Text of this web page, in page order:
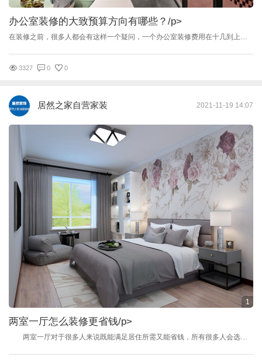
办公室装修的大致预算方向有哪些？ /p>
在装修之前，很多人都会有这样一个疑问，一个办公室装修费用在十几到上百万，浮动竟然可以这么大？ 那么办公室装修的预算，大概有哪几个方面？一般来说办公室装修花钱主要花在：设计、基础设施、硬装、软装以及其他工程费用5个部分。 设计 设计是整个办公室装修的大前提，一个好的设计不仅能让空间得到合理的利用，同时还能创造出良好的工作氛围，让员工身体、心理都能够得到愉悦的体验。 扒一扒，设计都怎么收费？ 1、简洁型：一些初创公司，对于办公室视觉设计没有过高要求，只要能具备基本办公功能即可。 2、中等型：相对简洁型设计，会更加注重设计感，也会加入办公舒适需求，空间颜值不需要很高，但是得有比较高的性价比。 以上这两种类型的设计，大概费用浮动在50-100元/㎡。 3、高档型：注重空间视觉呈现，需要一定的设计感，对审美以及基础设施要求都比较高，希望员工以及来访者都能够感受到办公空间高端大气的空间气质。 这种要求比较高的设计费用需要100元+/㎡（根据客户需求会有相应价格上调~） 目前市面上的大部分企业办公空间，除了金融公司需要展现企业实力，需要比较豪华的装修需求外，其他的公司一般需要相对会简洁一些的设计。 基础部分 啥是基础部分？ 在基础设施方面比较注重电路、管道等方面的布置，这两个部分是后续施工的前提保障所在，只有做好线路管道的设计，才能给日后的办公带来更加安全保障以及更加舒适的工作体验。 硬装 硬装一般是指装修中的地面、天花、墙体、强弱电工程等，也有人说硬装是“把装修好的房子倒过来，不掉的地方，就是硬装”，是不是更好理解一些了？ 关于硬装的预算表，也给大家整理出来了，从表格中可以看出，这项工程的费用除了受到材料数量、单价的影响之外，人工以及相关制作工艺也是影响价格浮动的主要因素。 · 想要充分发挥这些项目的实际效果，需要从多个角度进行考虑，其中包括美观和功能性。 比如，在墙面用漆的色调和办公桌本身定制色调是统一还是要有一定差异化？这些综合起来所能够创造的办公装修装潢的效果才会更好。 软装 软装与硬装设计的根本区别，结合上文，倒置空间，能掉下来的那些都是软装。企业通过装饰来传达生活理念、企业审美等，软装包含办公室家具、墙上挂的画等装饰品，绿植，灯饰等等。 软装方面的花销就更不确定啦，有些客户希望简单，满足日常办公，有些则更加注重设计感，选择定制或者进口装饰，具体价格在需求确认后才能够比较清晰，但是要知道，好的软装的费用也就相对较高。 例如这种普通的布艺沙发，每组价格一般在2000-4000之间不等： 而需要定制的，高品质材料加上视觉造型的话，则费用更高（一般在8000-∞） 其他工程费用 这部分花费其实就是在装修过程中产生的费用，花销一般根据装修公司以及公司物业要求来定。 下面的表格仅供参考： 这周好像是办公室装修省钱专场了，希望对大家有帮助~
3327 0 0
居然之家自营家装 2021-11-19 14:07
1
两室一厅怎么装修更省钱/p>
两室一厅对于很多人来说既能满足居住所需又能省钱，所有很多人会选择两室一厅的房子。业主拿到房子后都想给自己的房子好好装修一下，想装修一个高性价比的房子，每一分钱都想用到刀刃上，毕竟赚钱不容易，那么两室一厅怎么装修更省钱？两室一厅装修多少钱？这些都是需要业主更加自身情况也考虑了，比如如何装修，预算多少，用什么材料等等都是考验我们的装修知识量的。今天我们就来说说两室一厅怎么装修更省钱？两室一厅装修多少钱？希望能帮助到大家。 两室一厅装修注意事项 1、最好进行房屋设计。小户型房间虽然小，但五脏俱全，什么都不能少。而且居住者以年轻人居多，对于电脑网络依赖度高，生活比较的随意，所以小户型对电路布置要求是非常的高高。要充分考虑各方面的使用需求，在前期设计时做到宁富勿缺，避免后期家具和格局变动后造成接口不足的尴尬。同时，小户型的结构一般都比较复杂，很多人不管结构如何，盲目地把承重墙、风道、烟道拆掉，或者做下水与电、气的更改。这样做，轻则会造成节点，产生裂痕，重则会影响整栋楼的承重结构，缩短使用寿命，因此原则上一般不要擅自拆改空间结构。 2、家具不可占用较大空间。首先，冰箱不能贪大图宽，应尽量选用横向适中、高度可延的款式，这样可节省地面有限的使用面积，也不会影响食物的储藏量。其次，至于影音设备，电视可选择体薄质轻、能够壁挂的产品，尽量减少电视柜的占用空间。有条件的话，可考虑选择投影设备，让墙面的设计更加简洁。音响设备尽量安装在墙面与顶面，既可以获得好的音效，又不会让面积紧张的地面更加繁杂琐碎。最后，在家具购置方面，购买遵循“宁小勿大”的原则，应以实用小巧为主，不宜选择特别宽大的家具和饰品，最好先在图纸上规划好家具的尺寸，再选择购买。 3、合理化的利用颜色和光照。首先从颜色上看，暗哑的墙面颜色。小户型一般选择明度与纯度都较高的色系。因为颜色的纯度越强烈，越是先映入眼帘；明度较高，感官上会有延展性，就是我们通常所说的“宽敞明亮”。天花造型简单，区域界线感不强，这无形中给灯具的选择与使用造成了较大的困难。人们往往只放一个或几个主灯了事，显得过分单调。小空间的布光应该有主有次，主灯以造型简洁的吸顶灯为主，辅之以台灯、壁灯、射灯等。要强调灯具的功能性、层次感，不同的光源效果可交叉使用。 4、不要进行复杂的天花吊顶。小户型居室大多较矮，造型较小的吊顶装饰应该成为首选，或者干脆不做吊顶。如果吊顶形状太规则，会使天花的空间区域感太强烈。 5、利用好划分区域的地面装饰。小户型的空间狭小曲折，很多人为了装饰效果，突出区域感，会在不同的区域用不同的材质与高度来加以划分，天花也往往与之呼应，这就造成了更加曲折的空间结构和衍生出许多的“走廊”，造成视觉的阻碍与空间的浪费。 两室一厅装修多少钱 简装 如果房屋购买好后，装修的余钱不是很多，其在装修时，即可选择简装的方式。简装，即只做居室的基础装修。一般90平米的两室一厅居室，其简装只需花费3-5万便够了。居室装修的费用主要分为人工费及材料费，而装修建材是主要的决定居室装修费用的一大因素。居室装修简装不是劣质装修，不是说省钱装修即是选用劣质的便宜的装修建材来进行装修，要知道装修建材的品质是居室装修污染的一大影响因素。两室一厅居室简装主要包括其的水电装修、墙地面施工、有涂料涂刷工序等几部分。在水电管线及油漆涂料的选择应选用正规合格品，在这一部分上千万不能够图省钱而选用劣质品。 中档装修 两室一厅装修采用中档装修时，60-90平米的居室的大致的花费在5-8万。其在装修时，水电装修等隐蔽工程的费用基本与简装相差不多，其价格的主要差距是墙地面瓷砖选择铺贴价位上。在进行中档装修时，其墙地面的装饰上，可采用相对较好的瓷砖来装饰，或是人造的文化石或天然的大理石等，其的装修的风格可采用现代简约时尚的装修风格。两室一厅中档装修如果还要加上家电的费用，则其的装修费用大致在10-15万左右不等。 高档装修 若想要非常精美时尚的家居装修，则可采用高档装修方式。60-90平米两室一厅居室的高档装修费用是没有上线的，一般都在15万以上。高档装修选材的标准越高，其的整体装修费用则越是的贵。居室高档装修对于细节的处理非常的细致，其的装饰建材的选择亦是非常的严格。一般60-90平米两室一厅的高档装修不加上家电的部分，费用在15-20万，若装修建材都是选择的高档的知名品牌，则其的费用基本上都在25万以上。高档装修若加上家电部分的费用，得看其的家电选择的档次品牌，来确立其的具体的花费。 注：此价格仅供参考！由于地域不同，当然价格也会有所差异。如需了解更多相关价格详情，请以当地经销商提供为准！ 如何装修两室一厅更省钱 一。水电。事实上，想要装修省钱，水电方面最好少有动作。新买的商品房内只要可以满足生活需求，都不需要做专门改造的。 二。铺地砖与贴墙砖。铺地砖与贴墙砖的操作比较繁复，少不了一套细致的人工作业，因此，这里的花费相对地板来说会比较多。因此建议选择适合的规格，画好排砖图，根据图纸来计算所需瓷砖的数量，以及施工耗损。 三。刷墙。现在家庭装修中的刷墙工艺一般都是一遍界面剂，刮三遍的腻子，再刷三遍的乳胶漆。部分装修公司会在报价时将工艺与主辅材（包括腻子、界面剂与乳胶漆）包含在内，此后便不再另行收费，当然一些装修公司并不会这样，它会将刷漆部分分开来收费，此时则需要业主来提供乳胶漆了。 这里给出可供参考的刷墙价格：刮腻子费用每平米在20-30元间，刷乳胶漆费用每平米在15-40元间。 四。吊顶。吊顶预算的猫腻也有很多，通常装修公司对吊顶会整体报价，其中涵括所需使用的龙骨、收边线等材料的价格，此时要小心一些不正规的公司，他们会将此项费用拆开来收取。 建议产品：普通铝扣板吊顶价格在130-140元间；集成吊顶价格在300-400元间；防水石膏板吊顶价格在240-250元间。 五。铺地板。地板铺装通常是由地板商来操作完成的，因此这项对装修公司来说，任务量不重，也好完成，只需做好地面找平和水泥压光工作。一般每平方米的价格会在25-35元间。 六。木门。像家用的木门，业主可根据自家需求来选购，因为材料不同价格区间也比较大。 七。卫浴洁具。这项在家装中属于十分重要的，切忌一味省钱。如果经济能力不够宽裕，建议选择大众知名品牌的，例如，安华、恒洁、法恩莎、欧路莎、惠达等，都十分不错。有时这些品牌也会推出一些特价的套餐产品，像把马桶、面盆或浴室柜、花洒等放在一起销售，价格仅在5000-10000元间，活动期间购买比较划算。当然，比较高端的品牌，价格差异也很大。 编辑总结：以上就是两室一厅装修多少钱 如何装修两室一厅更省钱的相关知识介绍，两室一厅装修的房子虽然空间相对紧凑，但合理的设计布局同样可以充分利用空间，为您营造出温馨舒适的氛围。